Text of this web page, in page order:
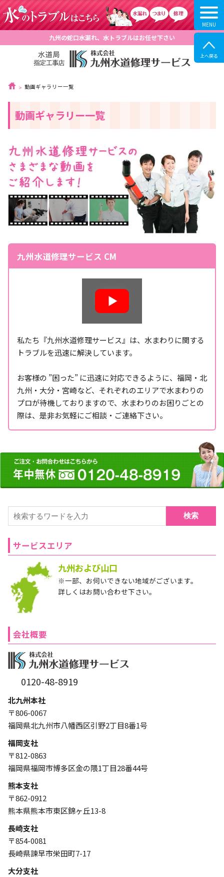
九州の蛇口水漏れ、水トラブルはお任せ下さい
動画ギャラリー一覧
動画ギャラリー一覧
九州水道修理サービス CM
私たち『九州水道修理サービス』は、水まわりに関する
トラブルを迅速に解決しています。
お客様の ”困った” に迅速に対応できるように、福岡・北
九州・大分・宮崎など、それぞれのエリアで水まわりの
プロが待機しておりますので、水まわりのお困りごとの
際は、是非お気軽にご相談・ご連絡下さい。
検索
サービスエリア
九州および山口
※一部、お伺いできない地域がございます。
詳しくはお問い合わせ下さい。
会社概要
0120-48-8919
北九州本社
〒806-0067
福岡県北九州市八幡西区引野2丁目8番1号
福岡支社
〒812-0863
福岡県福岡市博多区金の隈1丁目28番44号
熊本支社
〒862-0912
熊本県熊本市東区錦ヶ丘13-8
長崎支社
〒854-0081
長崎県諫早市栄田町7-17
大分支社